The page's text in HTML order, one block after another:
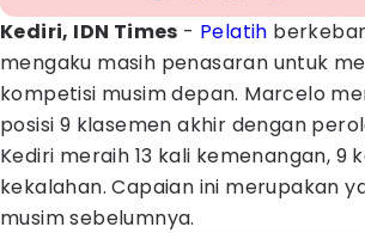
Kediri, IDN Times - Pelatih
mengaku masih penasaran untuk
kompetisi musim depan. Marcelo
posisi 9 klasemen akhir dengan
Kediri meraih 13 kali kemenangan, 9
kekalahan. Capaian ini merupakan
musim sebelumnya.